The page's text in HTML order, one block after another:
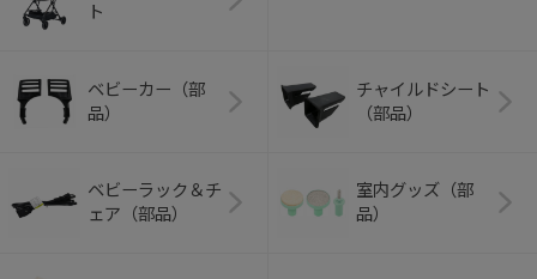
ト
ベビーカー（部
品）
チャイルドシート
（部品）
ベビーラック＆チ
ェア（部品）
室内グッズ（部
品）